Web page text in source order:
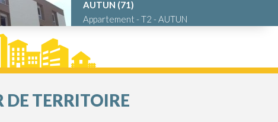
AUTUN (71)
Appartement - T2 - AUTUN
Appartement 2 pièces / 56m
Prix : 541 €
AUTUN (71)
DE TERRITOIRE